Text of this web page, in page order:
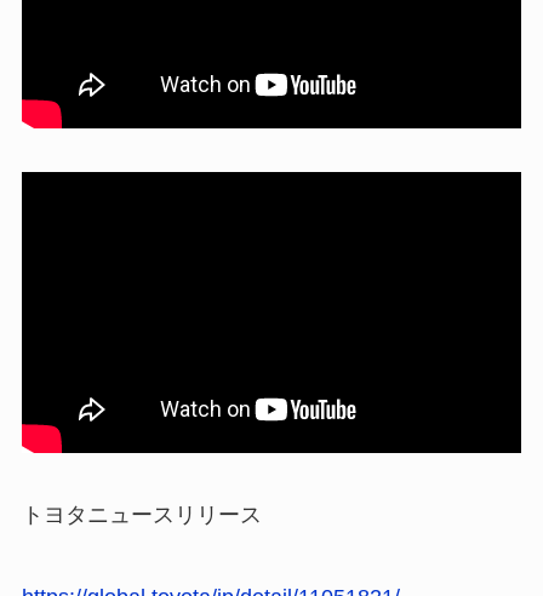
トヨタニュースリリース